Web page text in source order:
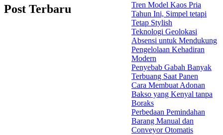
Post Terbaru
Tren Model Kaos Pria
Tahun Ini, Simpel tetapi
Tetap Stylish
Teknologi Geolokasi
Absensi untuk Mendukung
Pengelolaan Kehadiran
Modern
Penyebab Gabah Banyak
Terbuang Saat Panen
Cara Membuat Adonan
Bakso yang Kenyal tanpa
Boraks
Perbedaan Pemindahan
Barang Manual dan
Conveyor Otomatis